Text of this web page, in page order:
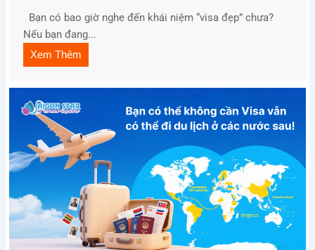
Bạn có bao giờ nghe đến khái niệm “visa đẹp” chưa?
Nếu bạn đang...
Xem Thêm